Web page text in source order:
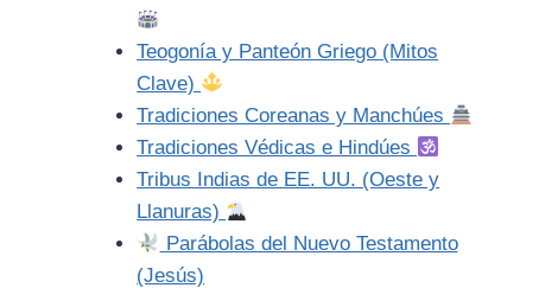
Teogonía y Panteón Griego (Mitos
Clave)
Tradiciones Coreanas y Manchúes
Tradiciones Védicas e Hindúes
Tribus Indias de EE. UU. (Oeste y
Llanuras)
Parábolas del Nuevo Testamento
(Jesús)